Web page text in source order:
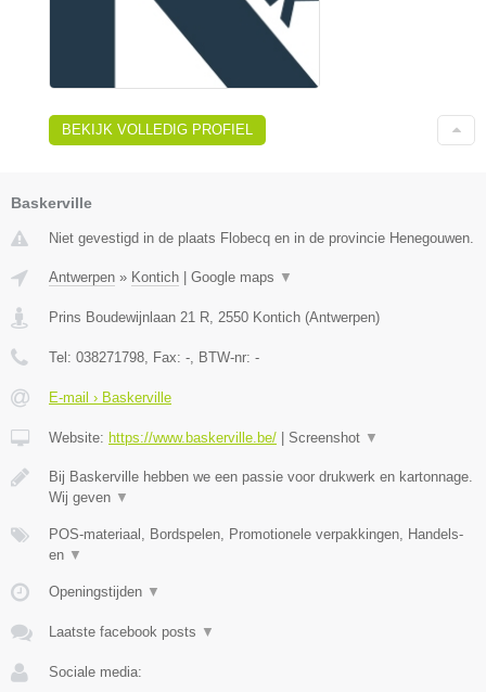
BEKIJK VOLLEDIG PROFIEL
Baskerville
Niet gevestigd in de plaats Flobecq en in de provincie Henegouwen.
Antwerpen » Kontich Google maps ▼
Prins Boudewijnlaan 21 R, 2550 Kontich (Antwerpen)
Tel: 038271798, Fax: -, BTW-nr: -
E-mail › Baskerville
Website: https://www.baskerville.be/ Screenshot ▼
Bij Baskerville hebben we een passie voor drukwerk en kartonnage.
Wij geven ▼
POS-materiaal, Bordspelen, Promotionele verpakkingen, Handels-
en ▼
Openingstijden ▼
Laatste facebook posts ▼
Sociale media: